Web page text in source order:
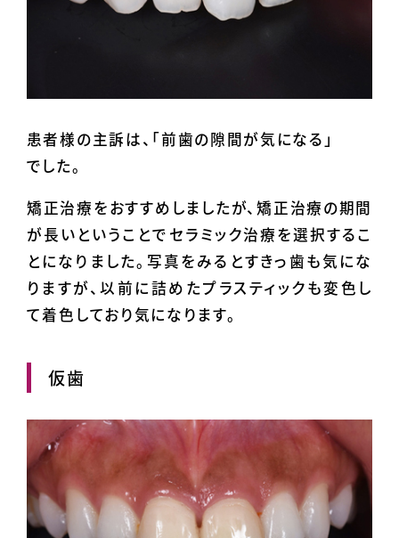
患者様の主訴は、「前歯の隙間が気になる」
でした。
矯正治療をおすすめしましたが、矯正治療の期間
が長いということでセラミック治療を選択するこ
とになりました。写真をみるとすきっ歯も気にな
りますが、以前に詰めたプラスティックも変色し
て着色しており気になります。
仮歯